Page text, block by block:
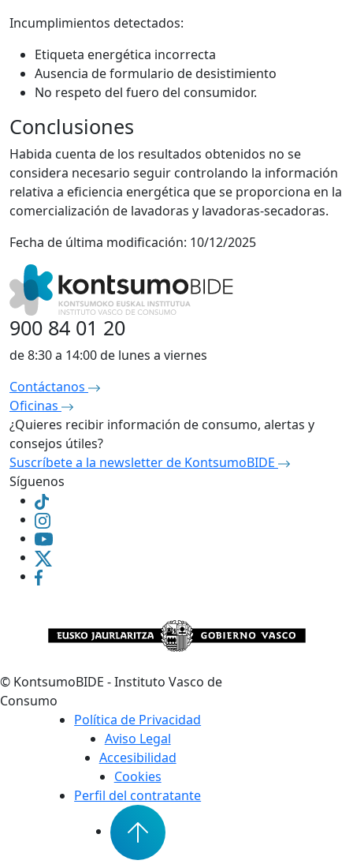
Incumplimientos detectados:
Etiqueta energética incorrecta
Ausencia de formulario de desistimiento
No respeto del fuero del consumidor.
Conclusiones
Habida cuenta de los resultados obtenidos no se
considera necesario seguir controlando la información
relativa a eficiencia energética que se proporciona en la
comercialización de lavadoras y lavadoras-secadoras.
Fecha de última modificación: 10/12/2025
900 84 01 20
de 8:30 a 14:00 de lunes a viernes
Contáctanos
Oficinas
¿Quieres recibir información de consumo, alertas y
consejos útiles?
Suscríbete a la newsletter de KontsumoBIDE
Síguenos
© KontsumoBIDE - Instituto Vasco de
Consumo
Política de Privacidad
Aviso Legal
Accesibilidad
Cookies
Perfil del contratante